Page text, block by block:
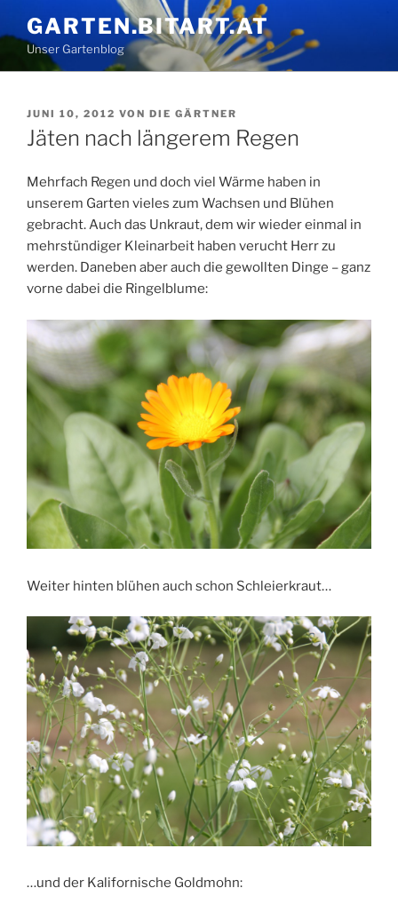
Inhalt
springen
GARTEN.BITART.AT
Unser Gartenblog
VERÖFFENTLICHT
AM
JUNI 10, 2012 VON DIE GÄRTNER
Jäten nach längerem Regen
Mehrfach Regen und doch viel Wärme haben in
unserem Garten vieles zum Wachsen und Blühen
gebracht. Auch das Unkraut, dem wir wieder einmal in
mehrstündiger Kleinarbeit haben verucht Herr zu
werden. Daneben aber auch die gewollten Dinge – ganz
vorne dabei die Ringelblume:
Weiter hinten blühen auch schon Schleierkraut…
…und der Kalifornische Goldmohn: